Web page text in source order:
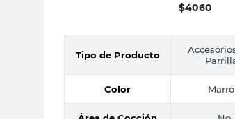
$4060
Tipo de Producto
Color